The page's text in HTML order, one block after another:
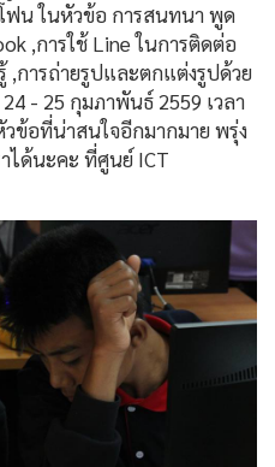
น ในหัวข้อ การสนทนา พูด
,การใช้ Line ในการติดต่อ
,การถ่ายรูปและตกแต่งรูปด้วย
- 25 กุมภาพันธ์ 2559 เวลา
ข้อที่น่าสนใจอีกมากมาย พรุ่ง
ได้นะคะ ที่ศูนย์ ICT